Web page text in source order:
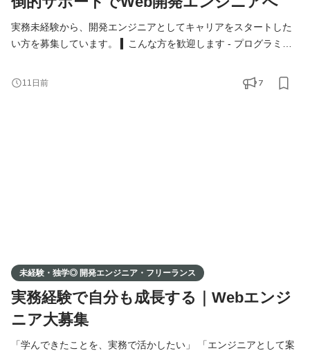
実務未経験から、開発エンジニアとしてキャリアをスタートした
い方を募集しています。 ▍こんな方を歓迎します - プログラミン
Ruby・Python等、Web系の学習経験がある方 - 「テスト案件では
なく、開発がしたい」と考えている方 - 異業種からのキャリアチ
11日前 7
未経験・独学◎ 開発エンジニア・フリーランス
実務経験で自分も成長する｜Webエンジ
ニア大募集
「学んできたことを、実務で活かしたい」 「エンジニアとして案